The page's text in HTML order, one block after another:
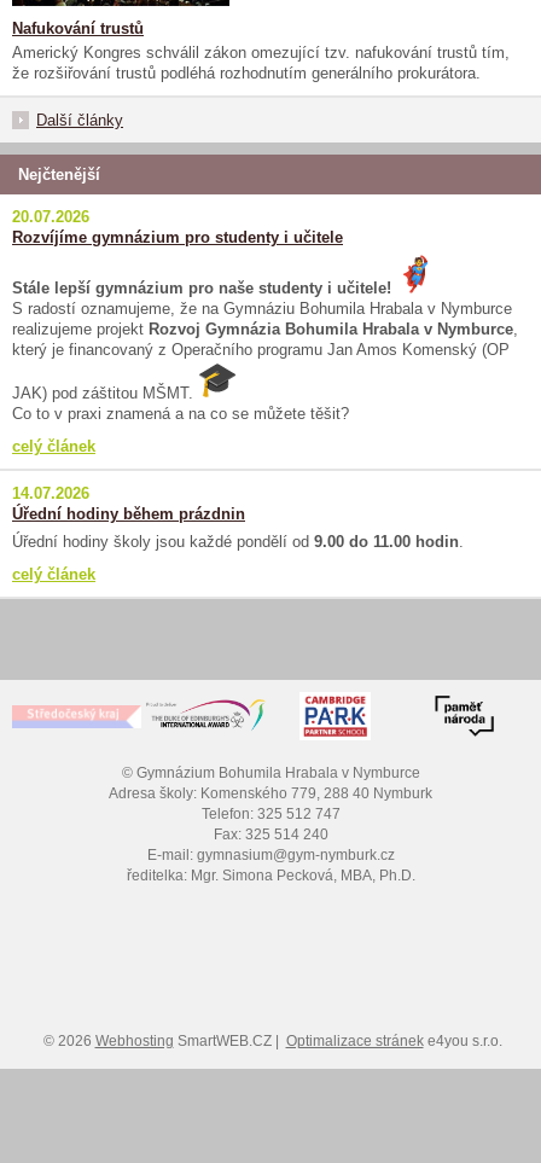
Nafukování trustů
Americký Kongres schválil zákon omezující tzv. nafukování trustů tím,
že rozšiřování trustů podléhá rozhodnutím generálního prokurátora.
Další články
Nejčtenější
20.07.2026
Rozvíjíme gymnázium pro studenty i učitele
Stále lepší gymnázium pro naše studenty i učitele!
S radostí oznamujeme, že na Gymnáziu Bohumila Hrabala v Nymburce
realizujeme projekt Rozvoj Gymnázia Bohumila Hrabala v Nymburce,
který je financovaný z Operačního programu Jan Amos Komenský (OP
JAK) pod záštitou MŠMT.
Co to v praxi znamená a na co se můžete těšit?
celý článek
14.07.2026
Úřední hodiny během prázdnin
Úřední hodiny školy jsou každé pondělí od 9.00 do 11.00 hodin.
celý článek
© Gymnázium Bohumila Hrabala v Nymburce
Adresa školy: Komenského 779, 288 40 Nymburk
Telefon: 325 512 747
Fax: 325 514 240
E-mail: gymnasium@gym-nymburk.cz
ředitelka: Mgr. Simona Pecková, MBA, Ph.D.
© 2026 Webhosting SmartWEB.CZ | Optimalizace stráneke4you s.r.o.